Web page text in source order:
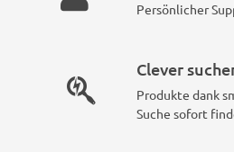
Persönlicher
Clever
Produkte dank
Suche sofort